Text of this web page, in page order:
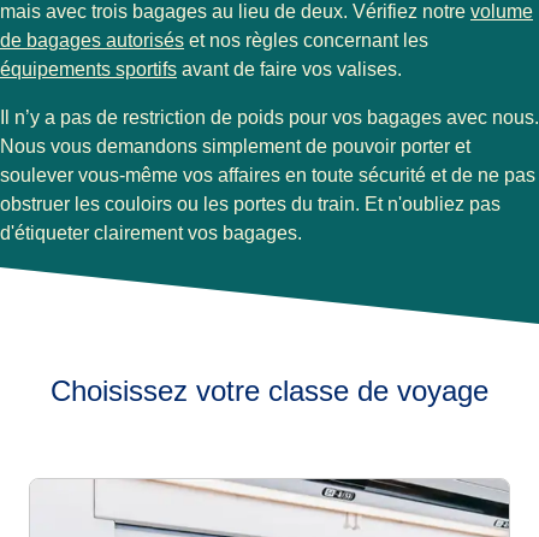
mais avec trois bagages au lieu de deux. Vérifiez notre volume
de bagages autorisés et nos règles concernant les
équipements sportifs avant de faire vos valises.
Il n’y a pas de restriction de poids pour vos bagages avec nous.
Nous vous demandons simplement de pouvoir porter et
soulever vous-même vos affaires en toute sécurité et de ne pas
obstruer les couloirs ou les portes du train. Et n'oubliez pas
d'étiqueter clairement vos bagages.
Choisissez votre classe de voyage